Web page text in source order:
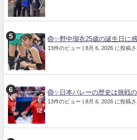
🏐✨野中瑠衣25歳の誕生日に
13件のビュー 8月 6, 2026 に投稿
🏐✨日本バレーの歴史は挑戦
13件のビュー 8月 6, 2026 に投稿